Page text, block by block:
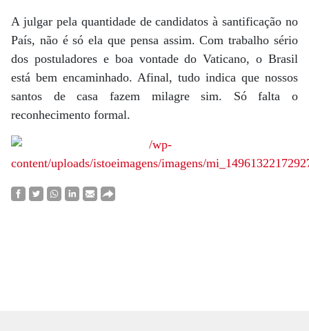
A julgar pela quantidade de candidatos à santificação no
País, não é só ela que pensa assim. Com trabalho sério
dos postuladores e boa vontade do Vaticano, o Brasil
está bem encaminhado. Afinal, tudo indica que nossos
santos de casa fazem milagre sim. Só falta o
reconhecimento formal.